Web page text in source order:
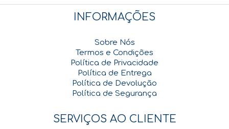
INFORMAÇÕES
Sobre Nós
Termos e Condições
Política de Privacidade
Política de Entrega
Política de Devolução
Política de Segurança
SERVIÇOS AO CLIENTE